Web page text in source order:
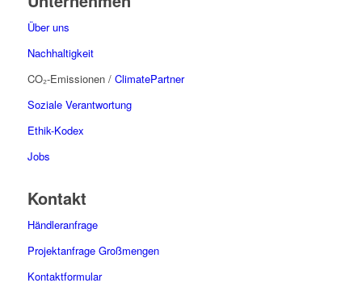
Über uns
Nachhaltigkeit
CO₂-Emissionen / ClimatePartner
Soziale Verantwortung
Ethik-Kodex
Jobs
Kontakt
Händleranfrage
Projektanfrage Großmengen
Kontaktformular